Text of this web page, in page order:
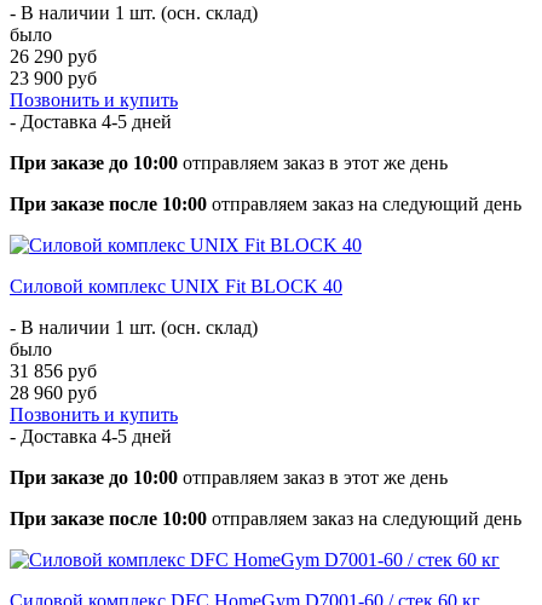
- В наличии 1 шт. (осн. склад)
было
26 290 руб
23 900 руб
Позвонить и купить
- Доставка 4-5 дней
При заказе до 10:00 отправляем заказ в этот же день
При заказе после 10:00 отправляем заказ на следующий день
Силовой комплекс UNIX Fit BLOCK 40
- В наличии 1 шт. (осн. склад)
было
31 856 руб
28 960 руб
Позвонить и купить
- Доставка 4-5 дней
При заказе до 10:00 отправляем заказ в этот же день
При заказе после 10:00 отправляем заказ на следующий день
Силовой комплекс DFC HomeGym D7001-60 / стек 60 кг